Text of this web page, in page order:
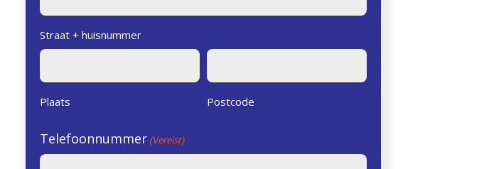
Straat + huisnummer
Plaats Postcode
Telefoonnummer (Vereist)